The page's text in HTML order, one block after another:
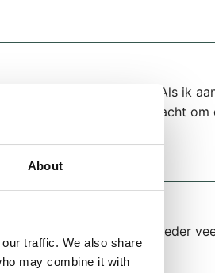
About
traffic. We also share
may combine it with
het overlijden van Thea. Als ik
Ik bewonder haar kracht
Portugal Wij wensen een ieder